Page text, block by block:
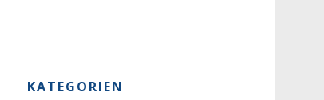
KATEGORIEN